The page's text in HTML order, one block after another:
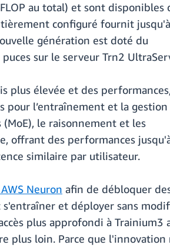
au total) et sont disponibles
configuré fournit
génération est doté du
sur le serveur Trn2
plus élevée et des
l’entraînement et la gestion
le raisonnement et les
offrant des performances
similaire par utilisateur.
Neuron afin de débloquer
et déployer sans
plus approfondi à Trainium3
plus loin. Parce que l'innovation